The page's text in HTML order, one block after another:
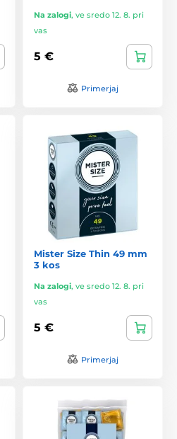
Na zalogi, ve sredo 12. 8. pri
vas
5 €
Primerjaj
Mister Size Thin 49 mm
3 kos
Na zalogi, ve sredo 12. 8. pri
vas
5 €
Primerjaj